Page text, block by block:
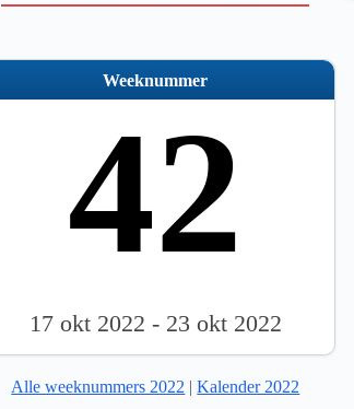
Weeknummer
42
17 okt 2022 - 23 okt 2022
Alle weeknummers 2022 |Kalender 2022